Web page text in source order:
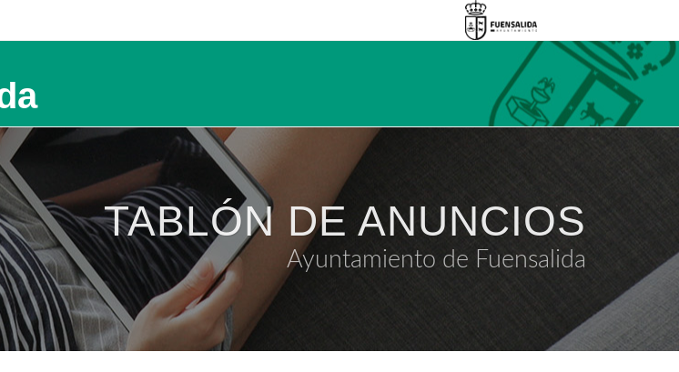
TABLÓN DE ANUNCIOS
Ayuntamiento de Fuensalida